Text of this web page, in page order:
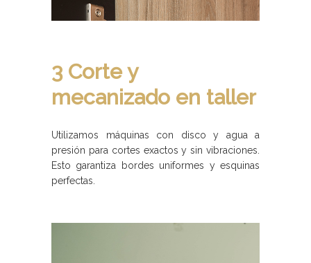
3 Corte y
mecanizado en taller
Utilizamos máquinas con disco y agua a
presión para cortes exactos y sin vibraciones.
Esto garantiza bordes uniformes y esquinas
perfectas.